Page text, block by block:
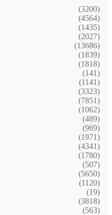
(3200)
(4564)
(1435)
(2027)
(13686)
(1839)
(1818)
(141)
(1141)
(3323)
(7851)
(1062)
(489)
(969)
(1971)
(4341)
(1780)
(507)
(5650)
(1120)
(19)
(3818)
(563)